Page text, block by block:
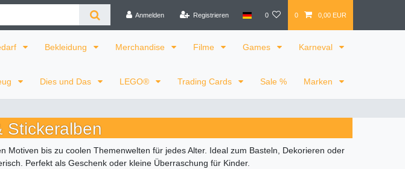
Anmelden Registrieren 0 0 0,00 EUR
Bekleidung Merchandise Filme Games Karneval
Dies und Das LEGO® Trading Cards Sale % Marken
Stickeralben
bis zu coolen Themenwelten für jedes Alter. Ideal zum Basteln, Dekorieren oder
Perfekt als Geschenk oder kleine Überraschung für Kinder.